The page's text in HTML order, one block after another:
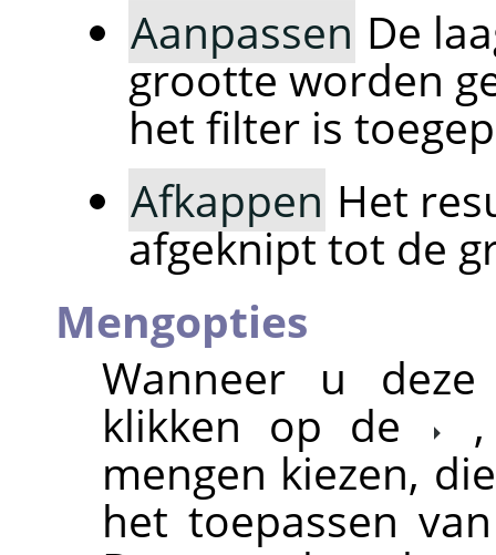
Aanpassen De
grootte worden
het filter is
Afkappen Het
afgeknipt tot de
Mengopties
Wanneer u
klikken op de
mengen kiezen,
het toepassen